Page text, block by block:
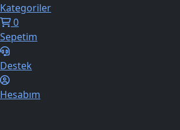
Kategoriler
0
Sepetim
Destek
Hesabım